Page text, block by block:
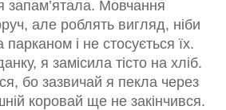
запам’ятала. Мовчання
але роблять вигляд, ніби
парканом і не стосується їх.
я замісила тісто на хліб.
бо зазвичай я пекла через
коровай ще не закінчився.